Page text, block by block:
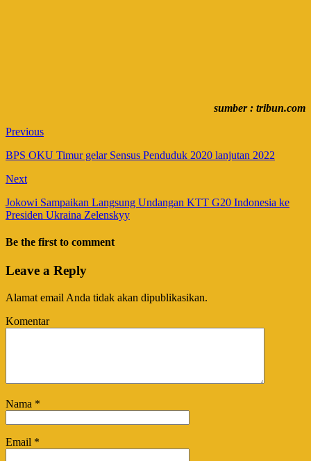
sumber : tribun.com
Previous
BPS OKU Timur gelar Sensus Penduduk 2020 lanjutan 2022
Next
Jokowi Sampaikan Langsung Undangan KTT G20 Indonesia ke
Presiden Ukraina Zelenskyy
Be the first to comment
Leave a Reply
Alamat email Anda tidak akan dipublikasikan.
Komentar
Nama *
Email *